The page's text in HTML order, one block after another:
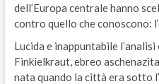
dell’Europa centrale hanno
contro quello che conoscono:
Lucida e inappuntabile
Finkielkraut, ebreo
nata quando la città era sotto